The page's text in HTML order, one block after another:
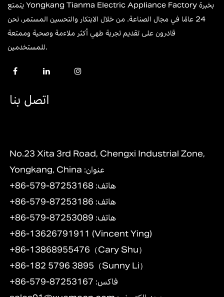
يتمتع Yongkang Tianma Electric Appliance Factory بخبرة
24 عامًا في مجال الصناعة. من خلال الابتكار والتحسين المستمر، نحن
قادرون على تقديم تجربة طهي أكثر ملاءمة وصحية وممتعة
للمستخدمين.
اتصل بنا
No.23 Xita 3rd Road, Chengxi Industrial Zone,
Yongkang, China :عنوان
+86-579-87253168 :هاتف
+86-579-87253186 :هاتف
+86-579-87253089 :هاتف
+86-13626791911 (Vincent Ying)
+86-13868955476（Cary Shu）
+86-182 5796 3895（Sunny Li）
+86-579-87253167 :فاكس